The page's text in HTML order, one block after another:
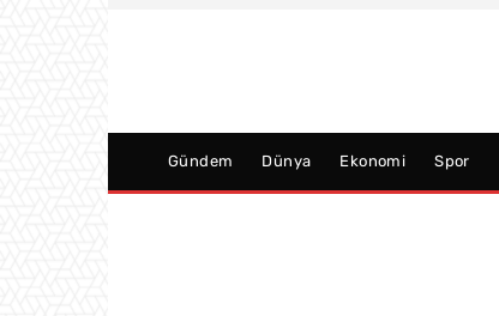
Gündem Dünya Ekonomi Spor